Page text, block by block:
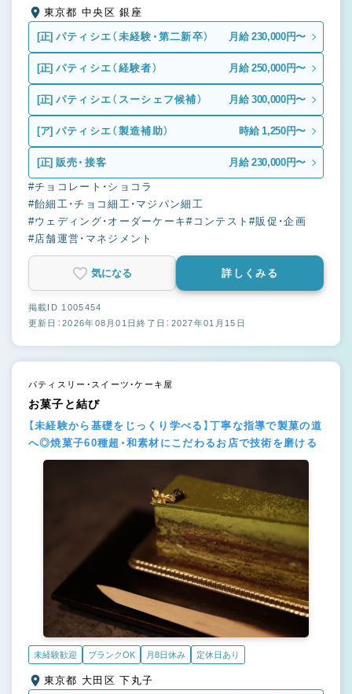
東京都 中央区 銀座
[正] パティシエ（未経験・第二新卒） 月給 230,000円〜
[正] パティシエ（経験者） 月給 250,000円〜
[正] パティシエ（スーシェフ候補） 月給 300,000円〜
[ア] パティシエ（製造補助） 時給 1,250円〜
[正] 販売・接客 月給 230,000円〜
#チョコレート・ショコラ
#飴細工・チョコ細工・マジパン細工
#ウェディング・オーダーケーキ#コンテスト#販促・企画
#店舗運営・マネジメント
気になる 詳しくみる
掲載ID 1005454
更新日：2026年08月01日終了日：2027年01月15日
パティスリー・スイーツ・ケーキ屋
お菓子と結び
【未経験から基礎をじっくり学べる】丁寧な指導で製菓の道
へ◎焼菓子60種超・和素材にこだわるお店で技術を磨ける
未経験歓迎 ブランクOK 月8日休み 定休日あり
東京都 大田区 下丸子